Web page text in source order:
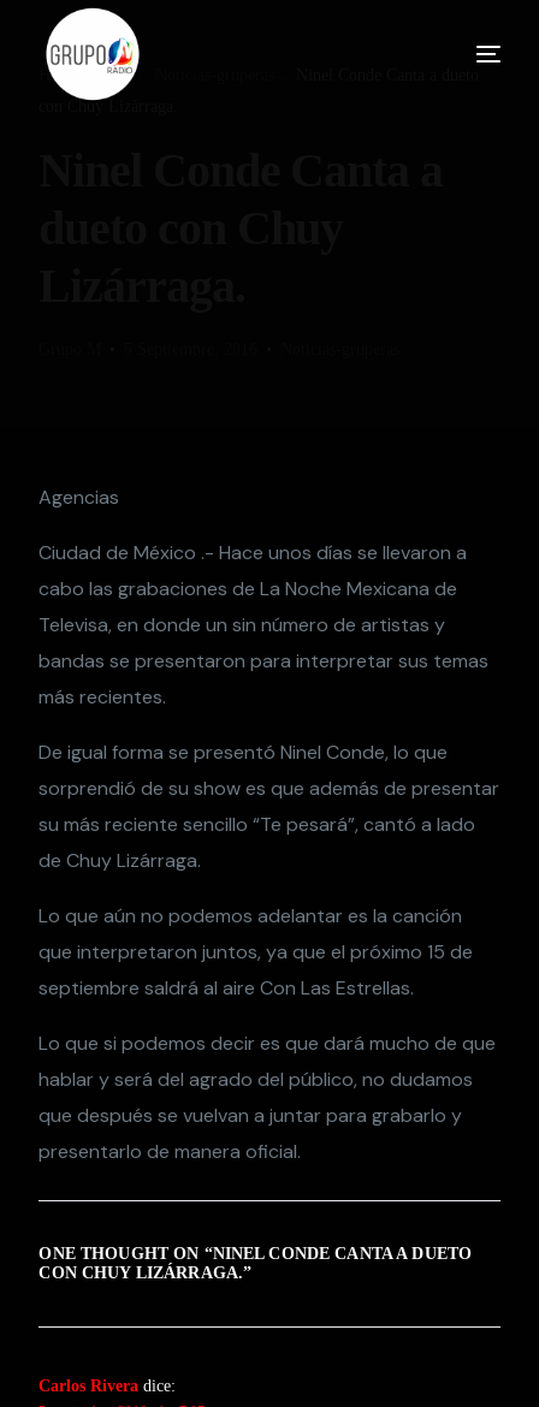
Home Blog
con Chuy Lizárraga.
Agencias
Ciudad de México .- Hace unos días se llevaron a
cabo las grabaciones de La Noche Mexicana de
Televisa, en donde un sin número de artistas y
bandas se presentaron para interpretar sus temas
más recientes.
De igual forma se presentó Ninel Conde, lo que
sorprendió de su show es que además de presentar
su más reciente sencillo “Te pesará”, cantó a lado
de Chuy Lizárraga.
Lo que aún no podemos adelantar es la canción
que interpretaron juntos, ya que el próximo 15 de
septiembre saldrá al aire Con Las Estrellas.
Lo que si podemos decir es que dará mucho de que
hablar y será del agrado del público, no dudamos
que después se vuelvan a juntar para grabarlo y
presentarlo de manera oficial.
ONE THOUGHT ON “NINEL CONDE CANTA A DUETO
CON CHUY LIZÁRRAGA.”
Carlos Rivera dice: